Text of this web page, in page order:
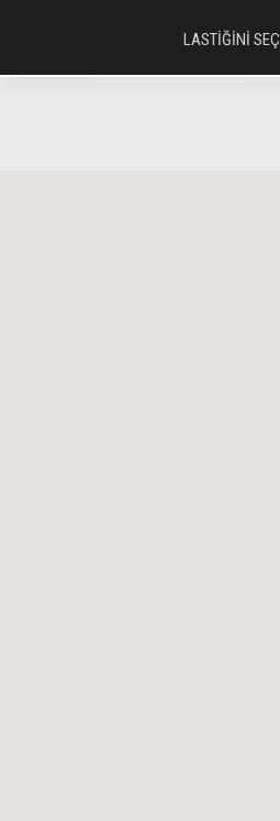
LASTİĞİNİ SEÇ